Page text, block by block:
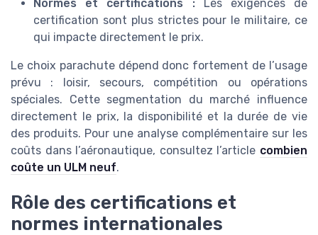
Normes et certifications :Les exigences de
certification sont plus strictes pour le militaire, ce
qui impacte directement le prix.
Le choix parachute dépend donc fortement de l’usage
prévu : loisir, secours, compétition ou opérations
spéciales. Cette segmentation du marché influence
directement le prix, la disponibilité et la durée de vie
des produits. Pour une analyse complémentaire sur les
coûts dans l’aéronautique, consultez l’article combien
coûte un ULM neuf.
Rôle des certifications et
normes internationales